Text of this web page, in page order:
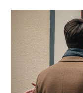
분주히 김밥 재료를 준비
나섰습니다. “엄마, 도와
위에 밥을 펴서 깔고 달걀,
삼아 하나 만들어 보았습
말렸습니다. 썰어 놓고 보
시도했습니다. 가르쳐준
잘 말았습니다. 써는 것도
않고 재미있다는 딸은, 오